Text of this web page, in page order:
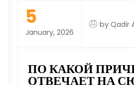
5
January, 2026
by Qadir
ПО КАКОЙ
ОТВЕЧАЕТ НА